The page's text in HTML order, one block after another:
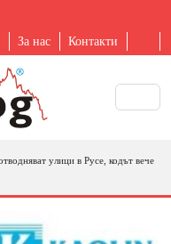
За нас Контакти
улици в Русе, кодът вече